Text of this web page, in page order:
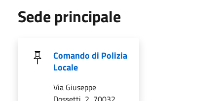
Sede principale
Comando di Polizia
Locale
Via Giuseppe